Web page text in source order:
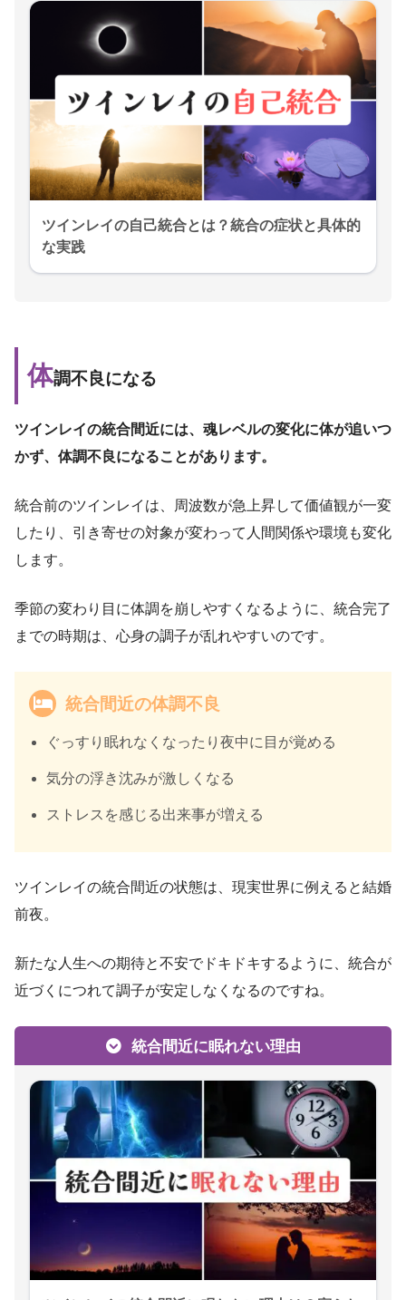
ツインレイの自己統合とは？統合の症状と具体的
な実践
体調不良になる
ツインレイの統合間近には、魂レベルの変化に体が追いつ
かず、体調不良になることがあります。
統合前のツインレイは、周波数が急上昇して価値観が一変
したり、引き寄せの対象が変わって人間関係や環境も変化
します。
季節の変わり目に体調を崩しやすくなるように、統合完了
までの時期は、心身の調子が乱れやすいのです。
統合間近の体調不良
ぐっすり眠れなくなったり夜中に目が覚める
気分の浮き沈みが激しくなる
ストレスを感じる出来事が増える
ツインレイの統合間近の状態は、現実世界に例えると結婚
前夜。
新たな人生への期待と不安でドキドキするように、統合が
近づくにつれて調子が安定しなくなるのですね。
統合間近に眠れない理由